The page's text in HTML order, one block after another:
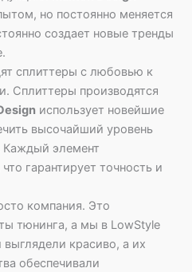
но постоянно меняется
создает новые тренды
сплиттеры с любовью к
Сплиттеры производятся
использует новейшие
высочайший уровень
Каждый элемент
гарантирует точность и
компания. Это
тюнинга, а мы в LowStyle
красиво, а их
обеспечивали